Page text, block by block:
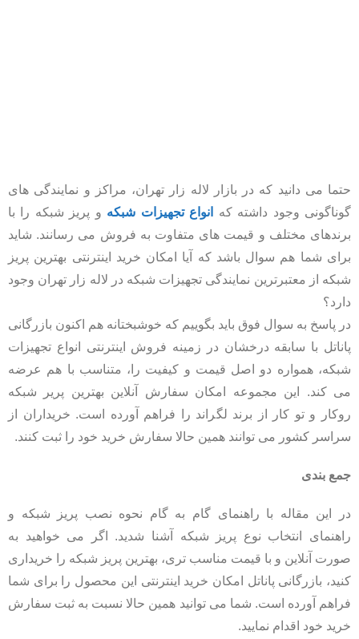
حتما می دانید که در بازار لاله زار تهران، مراکز و نمایندگی های
گوناگونی وجود داشته که
انواع تجهیزات شبکه و پریز شبکه را با
برندهای مختلف و قیمت های متفاوت به فروش می رسانند. شاید
برای شما هم سوال باشد که آیا امکان خرید اینترنتی بهترین پریز
شبکه از معتبرترین نمایندگی تجهیزات شبکه در لاله زار تهران وجود
دارد؟
در پاسخ به سوال فوق باید بگوییم که خوشبختانه هم اکنون بازرگانی
پاناتل با سابقه درخشان در زمینه فروش اینترنتی انواع تجهیزات
شبکه، همواره دو اصل قیمت و کیفیت را، متناسب با هم عرضه
می کند. این مجموعه امکان سفارش آنلاین بهترین پریر شبکه
روکار و تو کار از برند لگراند را فراهم آورده است. خریداران از
سراسر کشور می توانند همین حالا سفارش خرید خود را ثبت کنند.
جمع بندی
در این مقاله با راهنمای گام به گام نحوه نصب پریز شبکه و
راهنمای انتخاب نوع پریز شبکه آشنا شدید. اگر می خواهید به
صورت آنلاین و با قیمت مناسب تری، بهترین پریز شبکه را خریداری
کنید، بازرگانی پاناتل امکان خرید اینترنتی این محصول را برای شما
فراهم آورده است. شما می توانید همین حالا نسبت به ثبت سفارش
خرید خود اقدام نمایید.